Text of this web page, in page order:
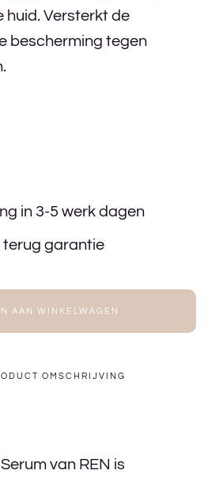
huid. Versterkt de
bescherming tegen
in 3-5 werk dagen
terug garantie
AAN WINKELWAGEN
OMSCHRIJVING
van REN is